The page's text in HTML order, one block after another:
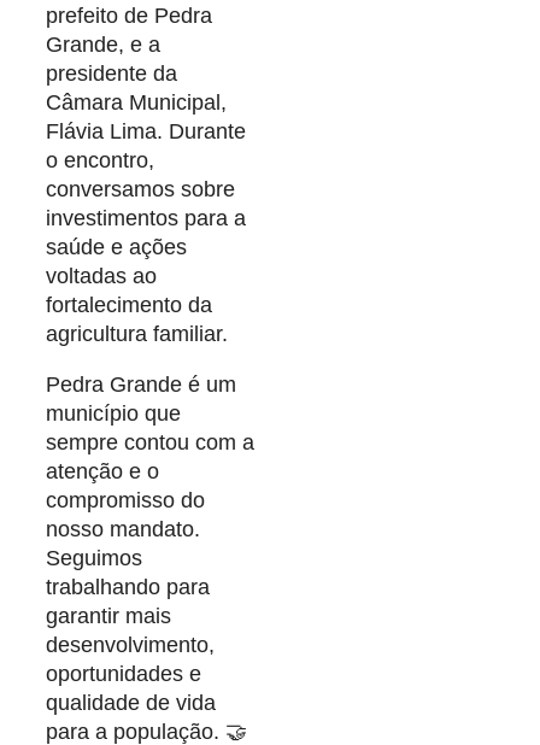
prefeito de Pedra
Grande, e a
presidente da
Câmara Municipal,
Flávia Lima. Durante
o encontro,
conversamos sobre
investimentos para a
saúde e ações
voltadas ao
fortalecimento da
agricultura familiar.
Pedra Grande é um
município que
sempre contou com a
atenção e o
compromisso do
nosso mandato.
Seguimos
trabalhando para
garantir mais
desenvolvimento,
oportunidades e
qualidade de vida
para a população. 🤝